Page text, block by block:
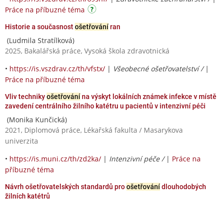
Práce na příbuzné téma
Historie a současnostošetřováníran
(Ludmila Stratílková)
2025, Bakalářská práce, Vysoká škola zdravotnická
• https://is.vszdrav.cz/th/vfstx/ | Všeobecné ošetřovatelství / |
Práce na příbuzné téma
Vliv technikyošetřovánína výskyt lokálních známek infekce v místě
zavedení centrálního žilního katétru u pacientů v intenzivní péči
(Monika Kunčická)
2021, Diplomová práce, Lékařská fakulta / Masarykova
univerzita
• https://is.muni.cz/th/zd2ka/ | Intenzivní péče / | Práce na
příbuzné téma
Návrh ošetřovatelských standardů proošetřovánídlouhodobých
žilních katétrů